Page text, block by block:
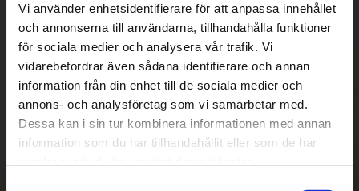
Vi använder enhetsidentifierare för att anpassa innehållet
och annonserna till användarna, tillhandahålla funktioner
för sociala medier och analysera vår trafik. Vi
vidarebefordrar även sådana identifierare och annan
information från din enhet till de sociala medier och
annons- och analysföretag som vi samarbetar med.
Dessa kan i sin tur kombinera informationen med annan
information som du har tillhandahållit eller som de har
Betala säkert
|| Välj ||
Snabba leveranser
||
Eller ||
Hämta på lagret med/utan montering